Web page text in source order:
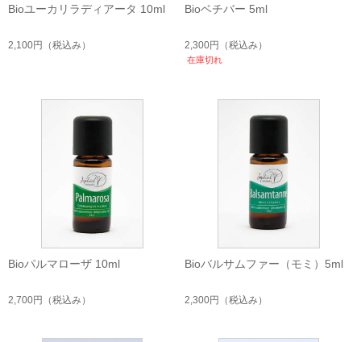
Bioユーカリラディアータ 10ml
2,100円 （税込み）
Bioベチバー 5ml
2,300円 （税込み）
在庫切れ
Bioパルマローザ 10ml
2,700円 （税込み）
Bioバルサムファー（モミ）5ml
2,300円 （税込み）